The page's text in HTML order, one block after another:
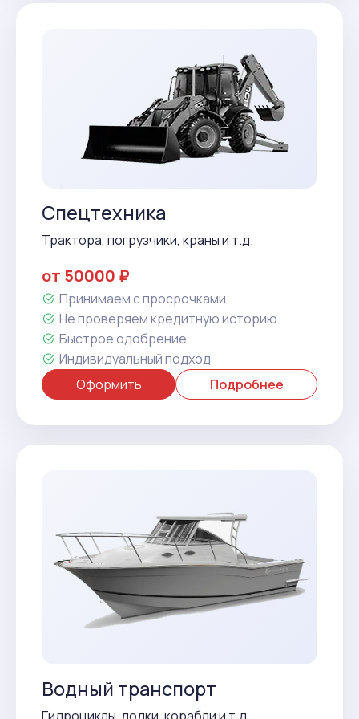
Спецтехника
Трактора, погрузчики, краны и т.д.
от 50000 ₽
Принимаем с просрочками
Не проверяем кредитную историю
Быстрое одобрение
Индивидуальный подход
Оформить
Подробнее
Водный транспорт